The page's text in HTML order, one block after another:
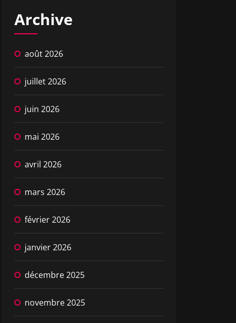
Archive
août 2026
juillet 2026
juin 2026
mai 2026
avril 2026
mars 2026
février 2026
janvier 2026
décembre 2025
novembre 2025